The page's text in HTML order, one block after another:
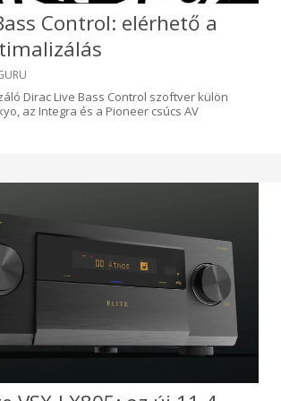
Control: elérhető a
Dirac Live Bass Control szoftver külön
az Integra és a Pioneer csúcs AV